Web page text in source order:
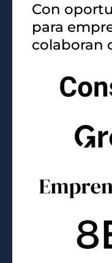
Con
para
colaboran